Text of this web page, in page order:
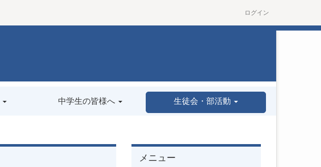
ログイン
中学生の皆様へ 生徒会・部活動
メニュー